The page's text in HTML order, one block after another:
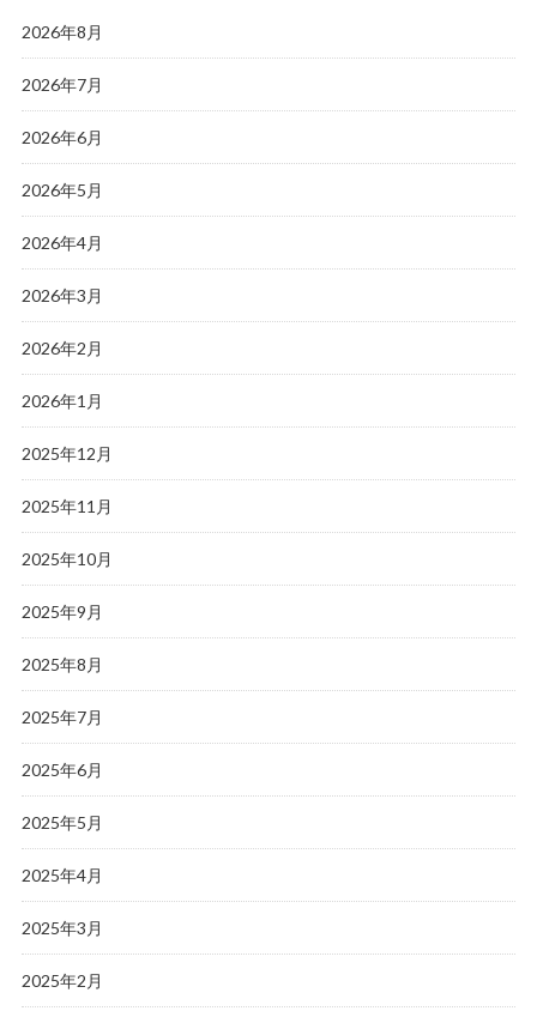
2026年8月
2026年7月
2026年6月
2026年5月
2026年4月
2026年3月
2026年2月
2026年1月
2025年12月
2025年11月
2025年10月
2025年9月
2025年8月
2025年7月
2025年6月
2025年5月
2025年4月
2025年3月
2025年2月